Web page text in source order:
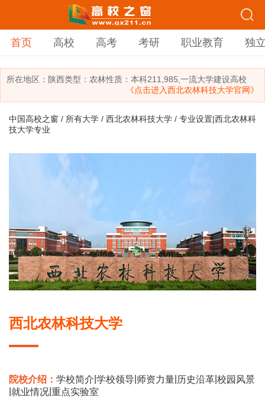
首页 高校 高考 考研 职业教育 独
所在地区： 陕西类型： 农林性质：本科211,985,一流大学建设高校
《点击进入西北农林科技大学官网》
中国高校之窗 / 所有大学 / 西北农林科技大学 / 专业设置|西北农林科
技大学专业
西北农林科技大学
院校介绍： 学校简介 学校领导 师资力量 历史沿革 校园风景
就业情况 重点实验室